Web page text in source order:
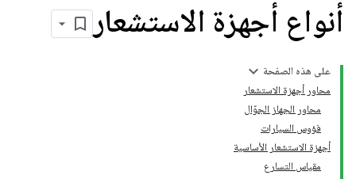
أنواع أجهزة الاستشعار
على هذه الصفحة
محاور أجهزة الاستشعار
محاور الجهاز الجوّال
فؤوس السيارات
أجهزة الاستشعار الأساسية
مقياس التسارع